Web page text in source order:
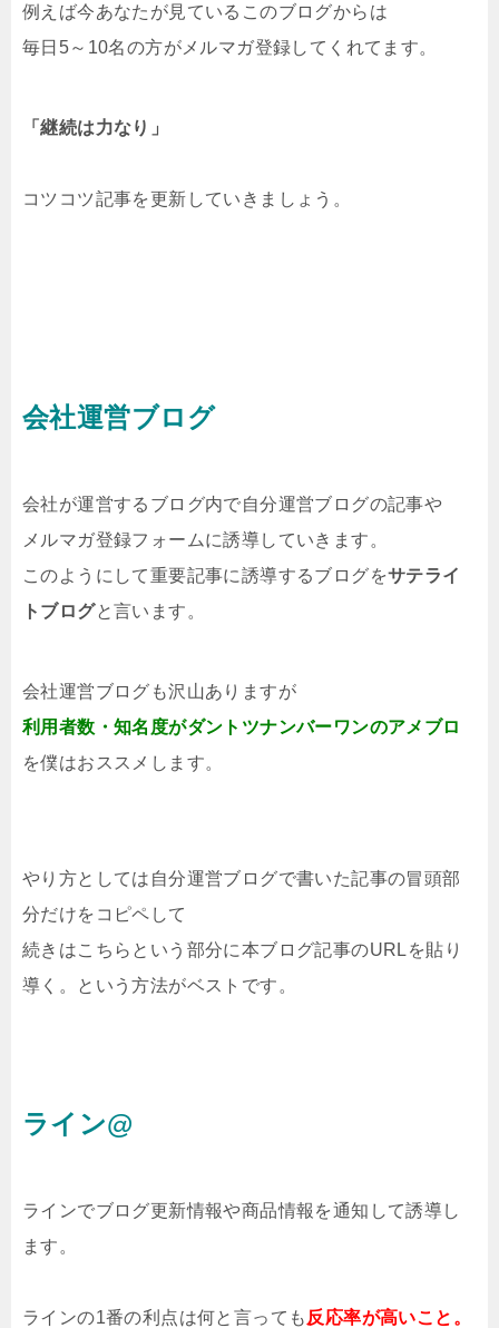
例えば今あなたが見ているこのブログからは
毎日5～10名の方がメルマガ登録してくれてます。
「継続は力なり」
コツコツ記事を更新していきましょう。
会社運営ブログ
会社が運営するブログ内で自分運営ブログの記事や
メルマガ登録フォームに誘導していきます。
このようにして重要記事に誘導するブログをサテライ
トブログと言います。
会社運営ブログも沢山ありますが
利用者数・知名度がダントツナンバーワンのアメブロ
を僕はおススメします。
やり方としては自分運営ブログで書いた記事の冒頭部
分だけをコピペして
続きはこちらという部分に本ブログ記事のURLを貼り
導く。という方法がベストです。
ライン@
ラインでブログ更新情報や商品情報を通知して誘導し
ます。
ラインの1番の利点は何と言っても 反応率が高いこと。